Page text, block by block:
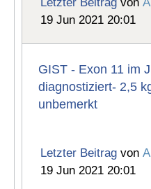
19 Jun 2021 20:01
GIST - Exon 11 im
diagnostiziert- 2,5
unbemerkt
Letzter Beitrag von
19 Jun 2021 20:01